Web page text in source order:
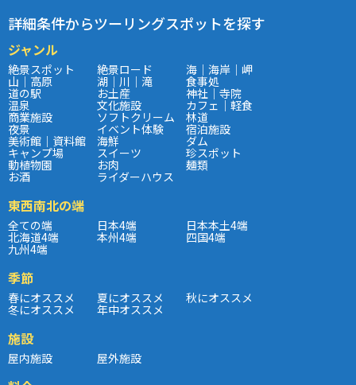
詳細条件からツーリングスポットを探す
ジャンル
絶景スポット 絶景ロード 海｜海岸｜岬
山｜高原 湖｜川｜滝 食事処
道の駅 お土産 神社｜寺院
温泉 文化施設 カフェ｜軽食
商業施設 ソフトクリーム 林道
夜景 イベント体験 宿泊施設
美術館｜資料館 海鮮 ダム
キャンプ場 スイーツ 珍スポット
動植物園 お肉 麺類
お酒 ライダーハウス
東西南北の端
全ての端 日本4端 日本本土4端
北海道4端 本州4端 四国4端
九州4端
季節
春にオススメ 夏にオススメ 秋にオススメ
冬にオススメ 年中オススメ
施設
屋内施設 屋外施設